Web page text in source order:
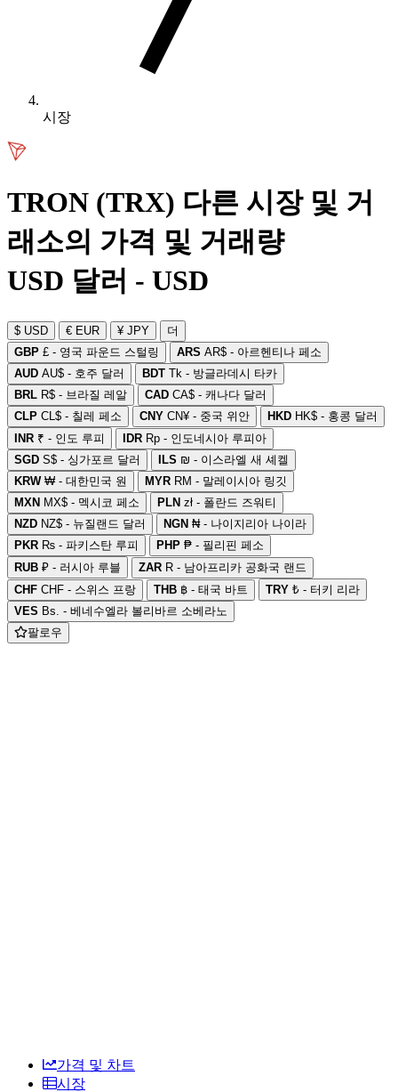
시장
TRON (TRX) 다른 시장 및 거
래소의 가격 및 거래량
USD 달러 - USD
$ USD € EUR ¥ JPY
더
GBP £ - 영국 파운드 스털링 ARS AR$ - 아르헨티나 페소
AUD AU$ - 호주 달러 BDT Tk - 방글라데시 타카
BRL R$ - 브라질 레알 CAD CA$ - 캐나다 달러
CLP CL$ - 칠레 페소 CNY CN¥ - 중국 위안 HKD HK$ - 홍콩 달러
INR ₹ - 인도 루피 IDR Rp - 인도네시아 루피아
SGD S$ - 싱가포르 달러 ILS ₪ - 이스라엘 새 셰켈
KRW₩ - 대한민국 원 MYR RM - 말레이시아 링깃
MXN MX$ - 멕시코 페소 PLN zł - 폴란드 즈워티
NZD NZ$ - 뉴질랜드 달러 NGN ₦ - 나이지리아 나이라
PKR ₨ - 파키스탄 루피 PHP ₱ - 필리핀 페소
RUB ₽ - 러시아 루블 ZAR R - 남아프리카 공화국 랜드
CHF CHF - 스위스 프랑 THB ฿ - 태국 바트 TRY ₺ - 터키 리라
VES Bs. - 베네수엘라 볼리바르 소베라노
팔로우
가격 및 차트
시장